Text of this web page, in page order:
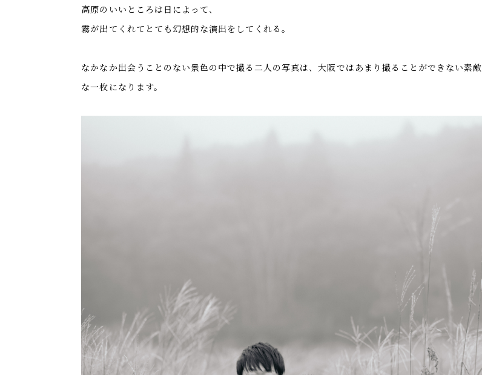
高原のいいところは日によって、
霧が出てくれてとても幻想的な演出をしてくれる。
なかなか出会うことのない景色の中で撮る二人の写真は、大阪ではあまり撮ることができない素敵
な一枚になります。